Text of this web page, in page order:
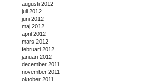
augusti 2012
juli 2012
juni 2012
maj 2012
april 2012
mars 2012
februari 2012
januari 2012
december 2011
november 2011
oktober 2011